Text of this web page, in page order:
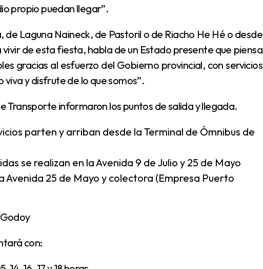
propio puedan llegar”.
de esta fiesta, habla de un Estado presente que piensa
gracias al esfuerzo del Gobierno provincial, con servicios
y disfrute de lo que somos”.
Transporte informaron los puntos de salida y llegada.
parten y arriban desde la Terminal de Ómnibus de
se realizan en la Avenida 9 de Julio y 25 de Mayo
Avenida 25 de Mayo y colectora (Empresa Puerto
con: